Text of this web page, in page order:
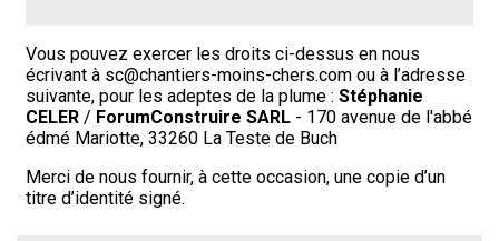
Vous pouvez exercer les droits ci-dessus en nous
écrivant à sc@chantiers-moins-chers.com ou à l’adresse
suivante, pour les adeptes de la plume : Stéphanie
CELER / ForumConstruire SARL - 170 avenue de l'abbé
édmé Mariotte, 33260 La Teste de Buch
Merci de nous fournir, à cette occasion, une copie d’un
titre d’identité signé.